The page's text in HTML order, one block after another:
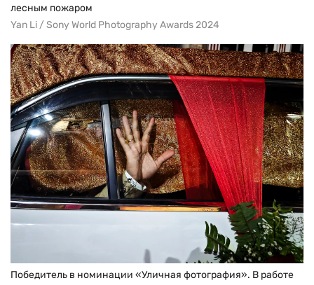
лесным пожаром
Yan Li / Sony World Photography Awards 2024
Победитель в номинации «Уличная фотография». В работе